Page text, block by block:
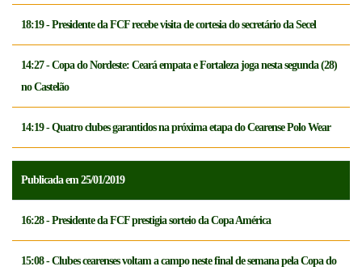
18:19 - Presidente da FCF recebe visita de cortesia do secretário da Secel
14:27 - Copa do Nordeste: Ceará empata e Fortaleza joga nesta segunda (28)
no Castelão
14:19 - Quatro clubes garantidos na próxima etapa do Cearense Polo Wear
Publicada em 25/01/2019
16:28 - Presidente da FCF prestigia sorteio da Copa América
15:08 - Clubes cearenses voltam a campo neste final de semana pela Copa do